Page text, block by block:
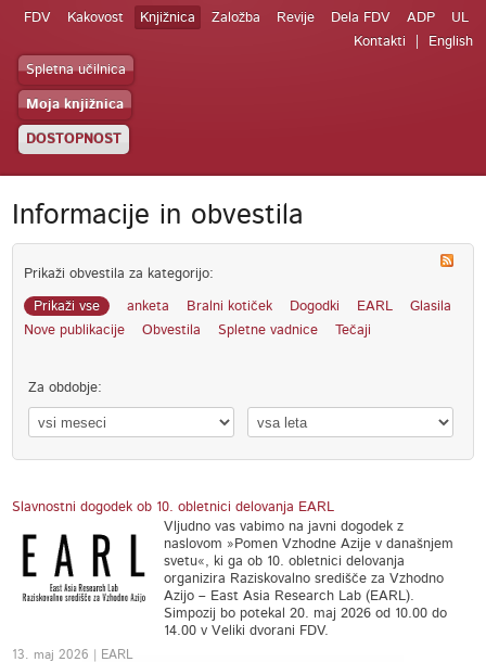
FDV Kakovost Knjižnica Založba Revije Dela FDV ADP
UL
Kontakti
English
Spletna učilnica
Moja knjižnica
DOSTOPNOST
Informacije in obvestila
Prikaži obvestila za kategorijo:
Prikaži vse anketa Bralni kotiček Dogodki EARL
Glasila
Nove publikacije
Obvestila Spletne vadnice Tečaji
Za obdobje:
Slavnostni dogodek ob 10. obletnici delovanja EARL
Vljudno vas vabimo na javni dogodek z
naslovom »Pomen Vzhodne Azije v današnjem
svetu«, ki ga ob 10. obletnici delovanja
organizira Raziskovalno središče za Vzhodno
Azijo – East Asia Research Lab (EARL).
Simpozij bo potekal 20. maj 2026 od 10.00 do
14.00 v Veliki dvorani FDV.
13. maj 2026 | EARL